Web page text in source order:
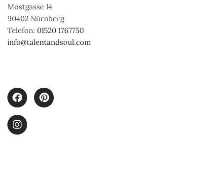
Mostgasse 14
90402 Nürnberg
Telefon: 01520 1767750
info@talentandsoul.com